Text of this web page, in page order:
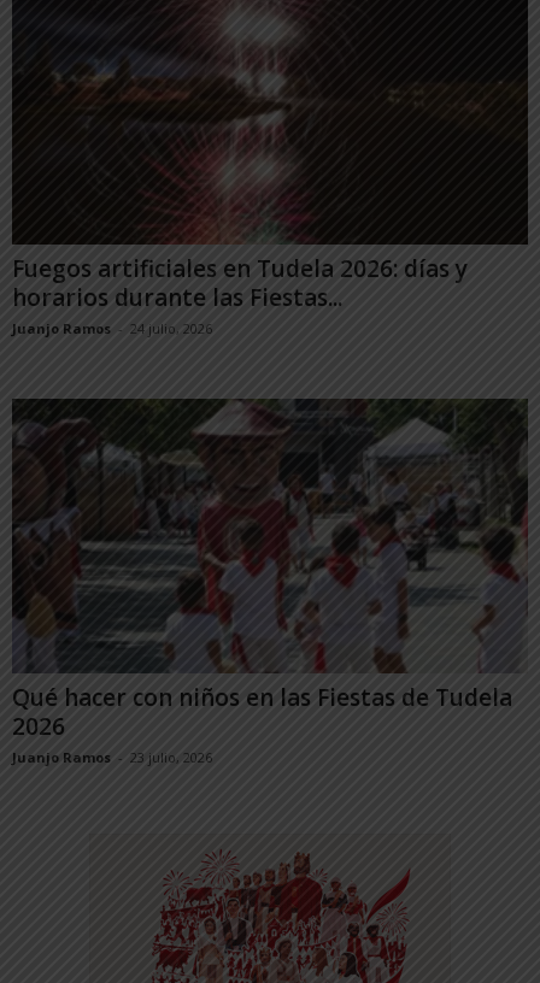
Fuegos artificiales en Tudela 2026: días y
horarios durante las Fiestas...
Juanjo Ramos - 24 julio, 2026
Qué hacer con niños en las Fiestas de Tudela
2026
Juanjo Ramos - 23 julio, 2026